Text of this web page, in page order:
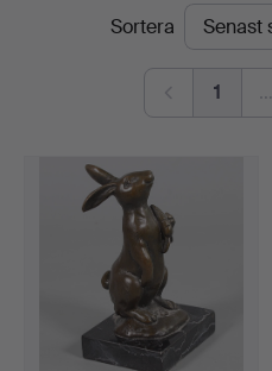
SlutpriserSortera
1 …